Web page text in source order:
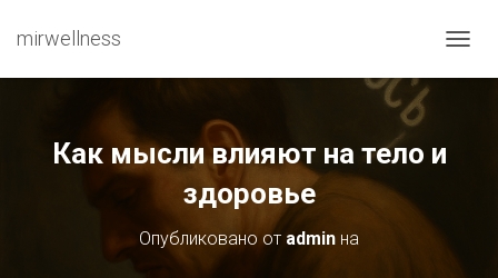
mirwellness
Как мысли влияют на тело и
здоровье
Опубликовано от admin на